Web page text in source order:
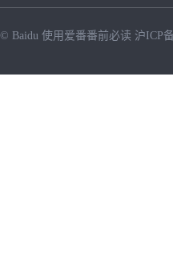
© Baidu 使用爱番番前必读 沪ICP